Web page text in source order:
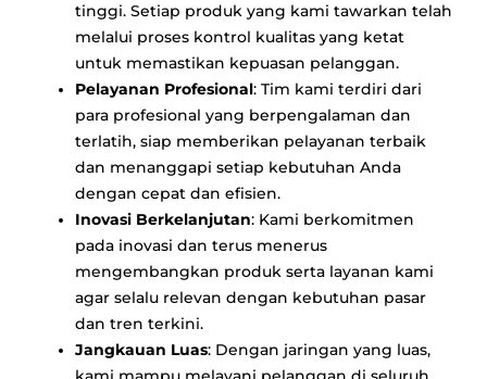
tinggi. Setiap produk yang kami tawarkan telah
melalui proses kontrol kualitas yang ketat
untuk memastikan kepuasan pelanggan.
Pelayanan Profesional: Tim kami terdiri dari
para profesional yang berpengalaman dan
terlatih, siap memberikan pelayanan terbaik
dan menanggapi setiap kebutuhan Anda
dengan cepat dan efisien.
Inovasi Berkelanjutan: Kami berkomitmen
pada inovasi dan terus menerus
mengembangkan produk serta layanan kami
agar selalu relevan dengan kebutuhan pasar
dan tren terkini.
Jangkauan Luas: Dengan jaringan yang luas,
kami mampu melayani pelanggan di seluruh